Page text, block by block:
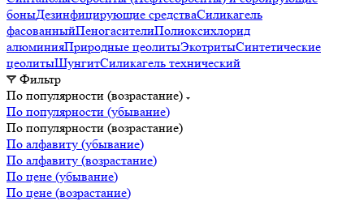
боныДезинфицирующие средстваСиликагель
фасованныйПеногасителиПолиокси­хлорид
алюминияПриродные цеолитыЭкотритыСинтетические
цеолитыШунгитСиликагель технический
Фильтр
По популярности (возрастание)
По популярности (убывание)
По популярности (возрастание)
По алфавиту (убывание)
По алфавиту (возрастание)
По цене (убывание)
По цене (возрастание)